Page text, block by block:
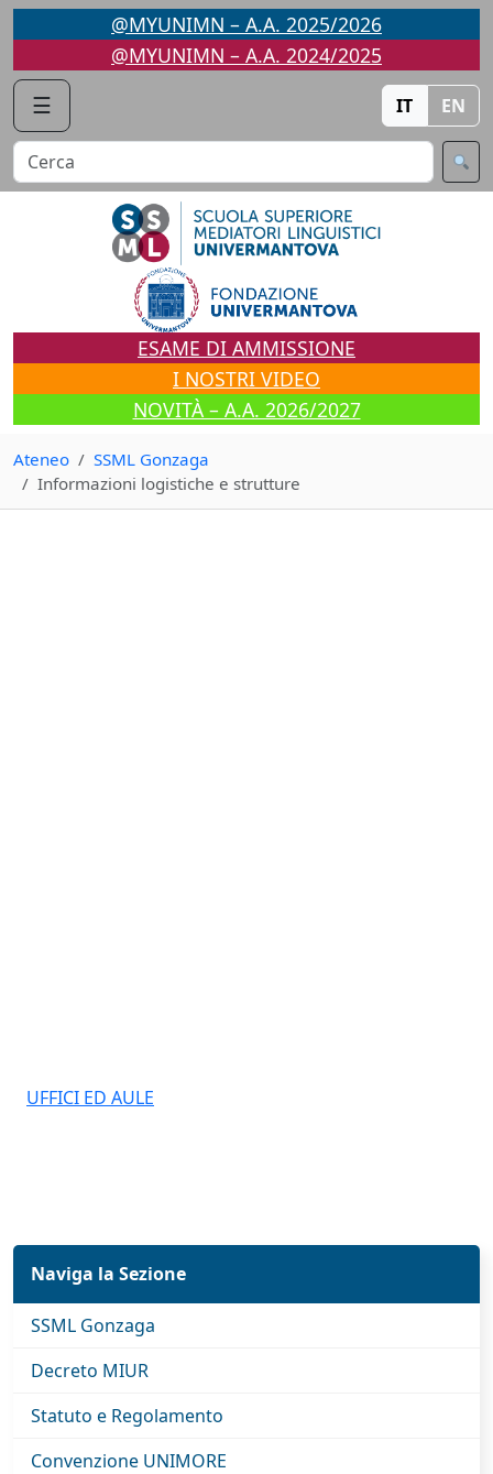
Vai
contenuto
@MYUNIMN – A.A. 2025/2026
@MYUNIMN – A.A. 2024/2025
☰ IT EN
ESAME DI AMMISSIONE
I NOSTRI VIDEO
NOVITÀ – A.A. 2026/2027
Ateneo
SSML Gonzaga
Informazioni logistiche e strutture
UFFICI ED AULE
Naviga la Sezione
SSML Gonzaga
Decreto MIUR
Statuto e Regolamento
Convenzione UNIMORE